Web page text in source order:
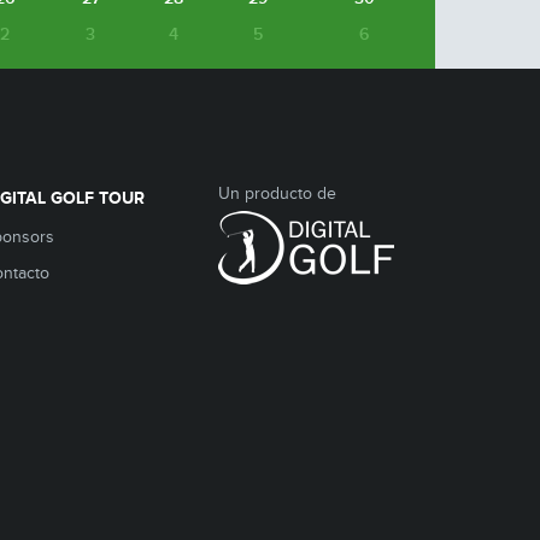
2 3 4 5 6
GOLF TOUR Un producto de